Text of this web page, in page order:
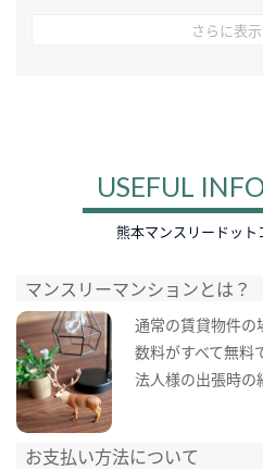
さらに表示
USEFUL
熊本マンスリードット
マンスリーマンションとは？
通常の賃貸物件の
数料がすべて無料
法人様の出張時の
お支払い方法について